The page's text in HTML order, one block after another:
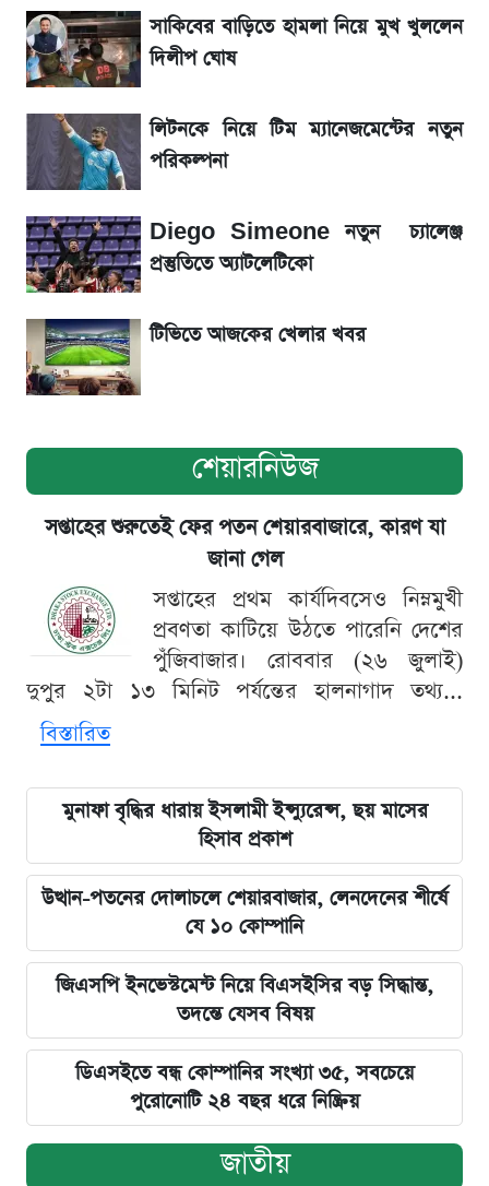
শেখ হাসিনা, মামলা ও দেশে ফেরা নিয়ে খোলামেলা
সাকিব
Sirin Labs Finney: বাংলাদেশে এখন যত
টাকায় পাওয়া যায়
সূর্যগ্রহণের দিন আকাশে চোখ ধাঁধানো দৃশ্য, জেনে নিন
সময় ও স্থান
সাকিবের বাড়িতে হামলা নিয়ে মুখ খুললেন
দিলীপ ঘোষ
লিটনকে নিয়ে টিম ম্যানেজমেন্টের নতুন
পরিকল্পনা
Diego Simeone নতুন চ্যালেঞ্জ
প্রস্তুতিতে অ্যাটলেটিকো
টিভিতে আজকের খেলার খবর
শেয়ারনিউজ
সপ্তাহের শুরুতেই ফের পতন শেয়ারবাজারে, কারণ যা
জানা গেল
সপ্তাহের প্রথম কার্যদিবসেও নিম্নমুখী
প্রবণতা কাটিয়ে উঠতে পারেনি দেশের
পুঁজিবাজার। রোববার (২৬ জুলাই)
দুপুর ২টা ১৩ মিনিট পর্যন্তের হালনাগাদ তথ্য...
বিস্তারিত
মুনাফা বৃদ্ধির ধারায় ইসলামী ইন্স্যুরেন্স, ছয় মাসের
হিসাব প্রকাশ
উত্থান-পতনের দোলাচলে শেয়ারবাজার, লেনদেনের শীর্ষে
যে ১০ কোম্পানি
জিএসপি ইনভেস্টমেন্ট নিয়ে বিএসইসির বড় সিদ্ধান্ত,
তদন্তে যেসব বিষয়
ডিএসইতে বন্ধ কোম্পানির সংখ্যা ৩৫, সবচেয়ে
পুরোনোটি ২৪ বছর ধরে নিষ্ক্রিয়
জাতীয়